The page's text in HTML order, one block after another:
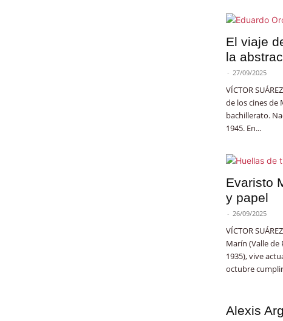
El viaje
la
- 27/09/2025
VÍCTOR
de los cines
bachillerato.
1945. En...
Evaristo
y papel
- 26/09/2025
VÍCTOR
Marín (Valle de
1935), vive
octubre
Alexis